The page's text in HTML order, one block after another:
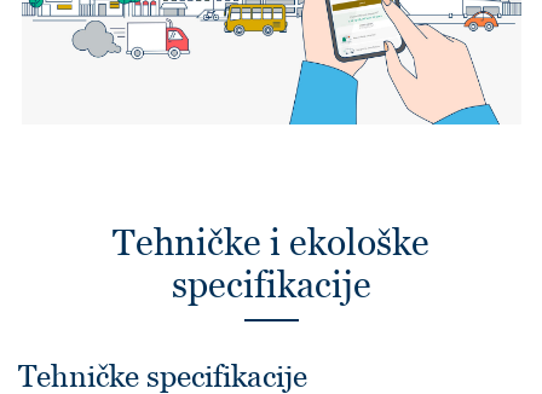
Tehničke i ekološke
specifikacije
Tehničke specifikacije